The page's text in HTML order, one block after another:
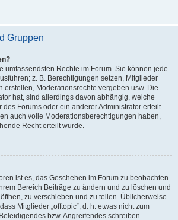
Gruppen
umfassendsten Rechte im Forum. Sie können jede
z. B. Berechtigungen setzen, Mitglieder
erstellen, Moderationsrechte vergeben usw. Die
hat, sind allerdings davon abhängig, welche
des Forums oder ein anderer Administrator erteilt
auch volle Moderationsberechtigungen haben,
Recht erteilt wurde.
ist es, das Geschehen im Forum zu beobachten.
Bereich Beiträge zu ändern und zu löschen und
zu verschieben und zu teilen. Üblicherweise
Mitglieder „offtopic“, d. h. etwas nicht zum
bzw. Angreifendes schreiben.